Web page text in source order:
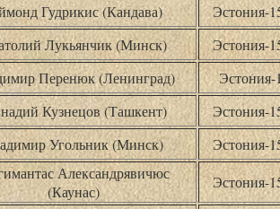
Гудрикис (Кандава)
Эстония-
Лукьянчик (Минск)
Эстония-
Перенюк (Ленинград)
Эстония-
Кузнецов (Ташкент)
Эстония-
Угольник (Минск)
Эстония-
Александрявичюс
(Каунас)
Эстония-